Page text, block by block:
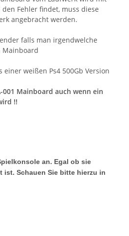
Fehler findet, muss diese
angebracht werden.
falls man irgendwelche
Mainboard
einer weißen Ps4 500Gb Version
001 Mainboard auch wenn ein
!!
an. Egal ob sie
ist. Schauen Sie bitte hierzu in